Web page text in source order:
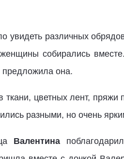
различных
собирались
предложила она.
ткани, цветных лент,
разными, но очень
Валентина